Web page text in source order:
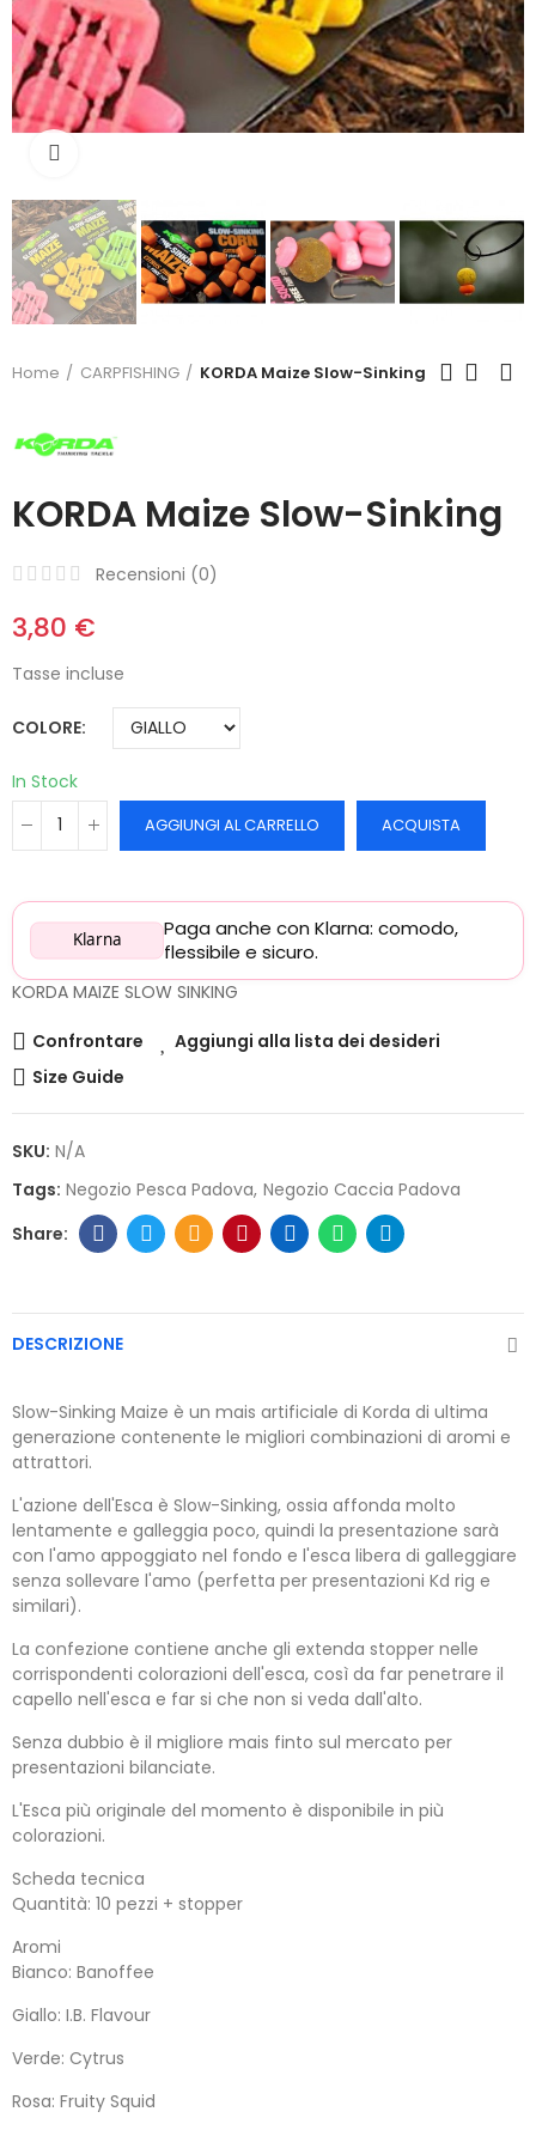
Home CARPFISHING KORDA Maize Slow-Sinking
KORDA Maize Slow-Sinking
Recensioni (0)
3,80 €
Tasse incluse
COLORE
In Stock
AGGIUNGI AL CARRELLO ACQUISTA
Klarna
Paga anche con Klarna: comodo,
flessibile e sicuro.
KORDA MAIZE SLOW SINKING
Confrontare
Aggiungi alla lista dei desideri
Size Guide
SKU: N/A
Tags: Negozio Pesca Padova Negozio Caccia Padova
DESCRIZIONE
Slow-Sinking Maize è un mais artificiale di Korda di ultima
generazione contenente le migliori combinazioni di aromi e
attrattori.
L'azione dell'Esca è Slow-Sinking, ossia affonda molto
lentamente e galleggia poco, quindi la presentazione sarà
con l'amo appoggiato nel fondo e l'esca libera di galleggiare
senza sollevare l'amo (perfetta per presentazioni Kd rig e
similari).
La confezione contiene anche gli extenda stopper nelle
corrispondenti colorazioni dell'esca, così da far penetrare il
capello nell'esca e far si che non si veda dall'alto.
Senza dubbio è il migliore mais finto sul mercato per
presentazioni bilanciate.
L'Esca più originale del momento è disponibile in più
colorazioni.
Scheda tecnica
Quantità: 10 pezzi + stopper
Aromi
Bianco: Banoffee
Giallo: I.B. Flavour
Verde: Cytrus
Rosa: Fruity Squid